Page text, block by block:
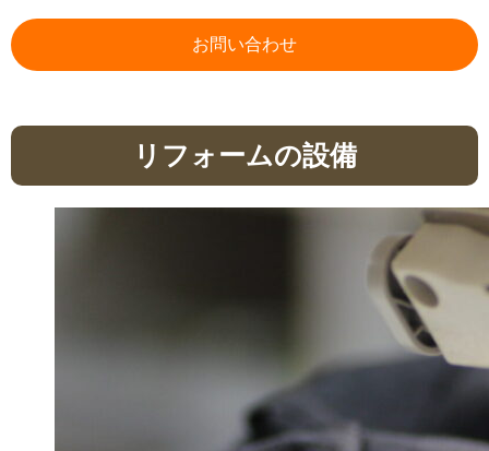
ッキリ解決します。お任せください
(^_−)−☆
お問い合わせ
リフォームの設備